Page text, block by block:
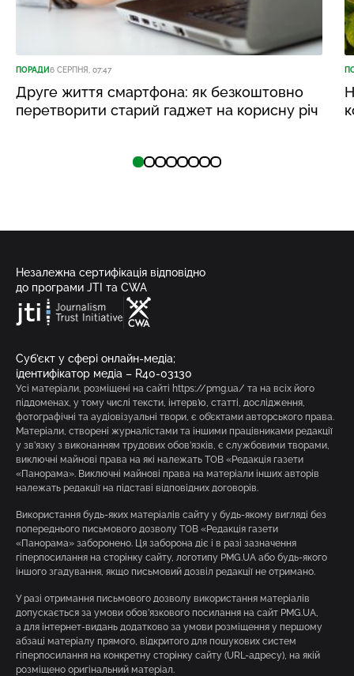
ПОРАДИ6 СЕРПНЯ, 07:47
Друге життя смартфона: як безкоштовно
перетворити старий гаджет на корисну річ
Незалежна сертифікація відповідно
до програми JTI та CWA
Суб’єкт у сфері онлайн-медіа;
ідентифікатор медіа – R40-03130
Усі матеріали, розміщені на сайті https://pmg.ua/ та на всіх його
піддоменах, у тому числі тексти, інтерв’ю, статті, дослідження,
фотографічні та аудіовізуальні твори, є об’єктами авторського права.
Матеріали, створені журналістами та іншими працівниками редакції
у зв’язку з виконанням трудових обов’язків, є службовими творами,
виключні майнові права на які належать ТОВ «Редакція газети
«Панорама». Виключні майнові права на матеріали інших авторів
належать редакції на підставі відповідних договорів.
Використання будь-яких матеріалів сайту у будь-якому вигляді без
попереднього письмового дозволу ТОВ «Редакція газети
«Панорама» заборонено. Ця заборона діє і в разі зазначення
гіперпосилання на сторінку сайту, логотипу PMG.UA або будь-якого
іншого згадування, якщо письмовий дозвіл редакції не отримано.
У разі отримання письмового дозволу використання матеріалів
допускається за умови обов’язкового посилання на сайт PMG.UA,
а для інтернет-видань додатково за умови розміщення у першому
абзаці матеріалу прямого, відкритого для пошукових систем
гіперпосилання на конкретну сторінку сайту (URL-адресу), на якій
розміщено оригінальний матеріал.